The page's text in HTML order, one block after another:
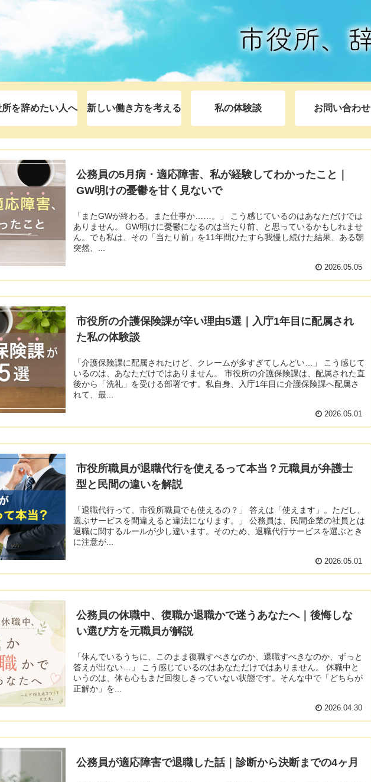
を辞めたい人へ 新しい働き方を考える 私の体験談 お問い合わせ
公務員の5月病・適応障害、私が経験してわかったこと｜
GW明けの憂鬱を甘く見ないで
「またGWが終わる。また仕事か……。」 こう感じているのはあなただけでは
ありません。 GW明けに憂鬱になるのは当たり前、と思っているかもしれませ
ん。でも私は、その「当たり前」を11年間ひたすら我慢し続けた結果、ある朝
突然、...
2026.05.05
市役所の介護保険課が辛い理由5選｜入庁1年目に配属され
た私の体験談
「介護保険課に配属されたけど、クレームが多すぎてしんどい…」 こう感じて
いるのは、あなただけではありません。 市役所の介護保険課は、配属された直
後から「洗礼」を受ける部署です。私自身、入庁1年目に介護保険課へ配属さ
れて、最...
2026.05.01
市役所職員が退職代行を使えるって本当？元職員が弁護士
型と民間の違いを解説
「退職代行って、市役所職員でも使えるの？」 答えは「使えます」。ただし、
選ぶサービスを間違えると違法になります。」 公務員は、民間企業の社員とは
退職に関するルールが少し違います。そのため、退職代行サービスを選ぶとき
に注意が...
2026.05.01
公務員の休職中、復職か退職かで迷うあなたへ｜後悔しな
い選び方を元職員が解説
「休んでいるうちに、このまま復職すべきなのか、退職すべきなのか、ずっと
答えが出ない…」 こう感じているのはあなただけではありません。 休職中と
いうのは、体も心もまだ回復しきっていない状態です。そんな中で「どちらが
正解か」を...
2026.04.30
公務員が適応障害で退職した話｜診断から決断までの4ヶ月